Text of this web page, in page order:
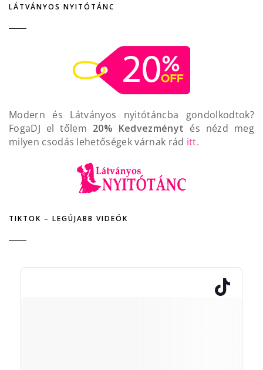
LÁTVÁNYOS NYITÓTÁNC
Modern és Látványos nyitótáncba gondolkodtok?
FogaDJ el tőlem 20% Kedvezményt és nézd meg
milyen csodás lehetőségek várnak rád itt.
TIKTOK – LEGÚJABB VIDEÓK